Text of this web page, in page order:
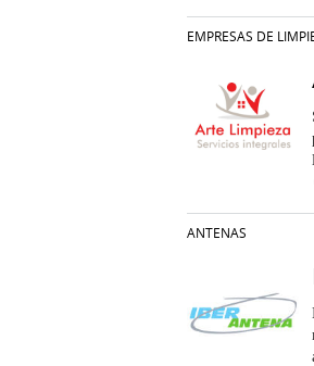
EMPRESAS DE
ANTENAS